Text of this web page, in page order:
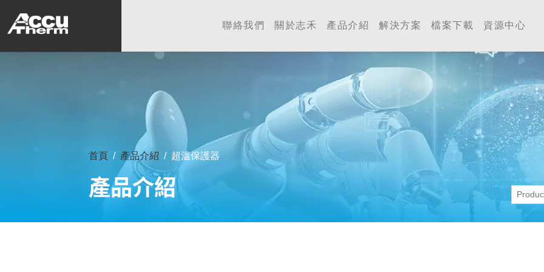
志禾工業股份有限公司 - 志禾工業 |
聯絡我們 關於志禾 產品介紹 解決方案 檔案下載 資源中心
首頁 產品介紹 超溫保護器
產品介紹